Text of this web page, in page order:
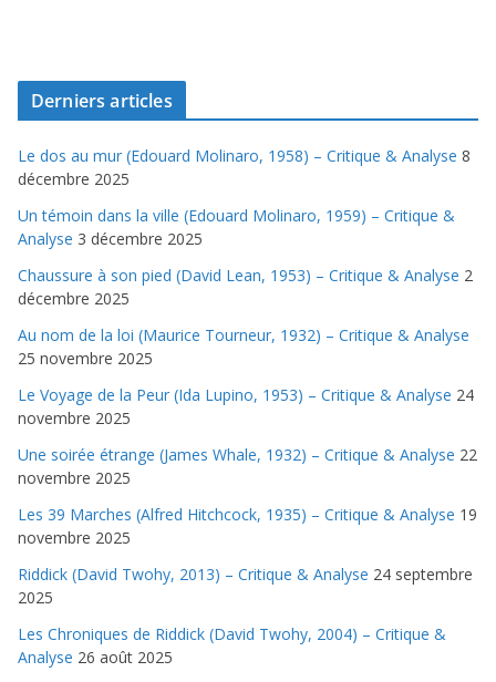
Derniers articles
Le dos au mur (Edouard Molinaro, 1958) – Critique & Analyse 8
décembre 2025
Un témoin dans la ville (Edouard Molinaro, 1959) – Critique &
Analyse 3 décembre 2025
Chaussure à son pied (David Lean, 1953) – Critique & Analyse 2
décembre 2025
Au nom de la loi (Maurice Tourneur, 1932) – Critique & Analyse
25 novembre 2025
Le Voyage de la Peur (Ida Lupino, 1953) – Critique & Analyse 24
novembre 2025
Une soirée étrange (James Whale, 1932) – Critique & Analyse 22
novembre 2025
Les 39 Marches (Alfred Hitchcock, 1935) – Critique & Analyse 19
novembre 2025
Riddick (David Twohy, 2013) – Critique & Analyse 24 septembre
2025
Les Chroniques de Riddick (David Twohy, 2004) – Critique &
Analyse 26 août 2025